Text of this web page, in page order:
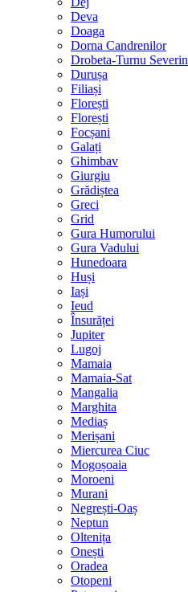
Deva
Doaga
Dorna Candrenilor
Drobeta-Turnu Severin
Durușa
Filiași
Florești
Florești
Focșani
Galați
Ghimbav
Giurgiu
Grădiștea
Greci
Grid
Gura Humorului
Gura Vadului
Hunedoara
Huși
Iași
Ieud
Însurăței
Jupiter
Lugoj
Mamaia
Mamaia-Sat
Mangalia
Marghita
Mediaș
Merișani
Miercurea Ciuc
Mogoșoaia
Moroeni
Murani
Negrești-Oaș
Neptun
Oltenița
Onești
Oradea
Otopeni